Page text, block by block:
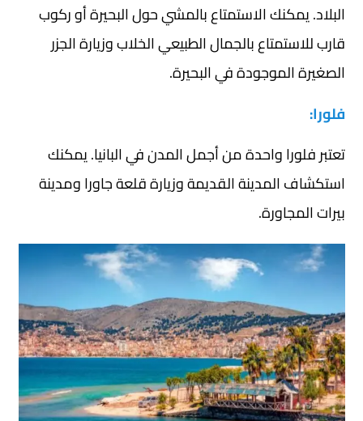
البلاد. يمكنك الاستمتاع بالمشي حول البحيرة أو ركوب
قارب للاستمتاع بالجمال الطبيعي الخلاب وزيارة الجزر
الصغيرة الموجودة في البحيرة.
فلورا:
تعتبر فلورا واحدة من أجمل المدن في البانيا. يمكنك
استكشاف المدينة القديمة وزيارة قلعة جاورا ومدينة
بيرات المجاورة.